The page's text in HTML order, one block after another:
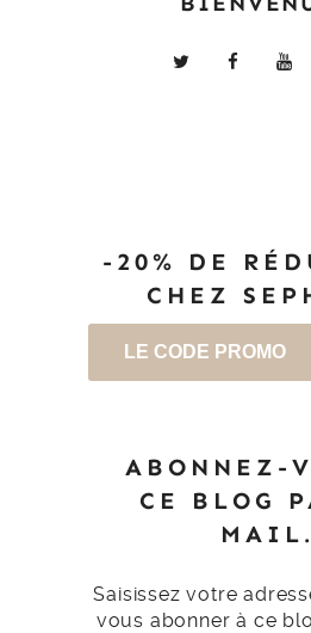
-20% DE
CHEZ
LE CODE PROMO
ABONNEZ-
CE BLOG
MAIL.
Saisissez votre
vous abonner à ce